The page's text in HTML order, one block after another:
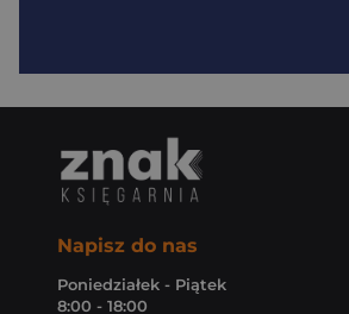
Napisz do nas
Poniedziałek - Piątek
8:00 - 18:00